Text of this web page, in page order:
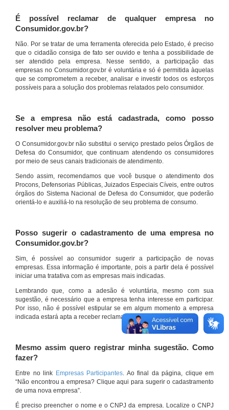
É possível reclamar de qualquer empresa no
Consumidor.gov.br?
Não. Por se tratar de uma ferramenta oferecida pelo Estado, é preciso
que o cidadão consiga de fato ser ouvido e tenha a possibilidade de
ser atendido pela empresa. Nesse sentido, a participação das
empresas no Consumidor.gov.br é voluntária e só é permitida àquelas
que se comprometem a receber, analisar e investir todos os esforços
possíveis para a solução dos problemas relatados pelo consumidor.
Se a empresa não está cadastrada, como posso
resolver meu problema?
O Consumidor.gov.br não substitui o serviço prestado pelos Órgãos de
Defesa do Consumidor, que continuam atendendo os consumidores
por meio de seus canais tradicionais de atendimento.
Sendo assim, recomendamos que você busque o atendimento dos
Procons, Defensorias Públicas, Juizados Especiais Cíveis, entre outros
órgãos do Sistema Nacional de Defesa do Consumidor, que poderão
orientá-lo e auxiliá-lo na resolução de seu problema de consumo.
Posso sugerir o cadastramento de uma empresa no
Consumidor.gov.br?
Sim, é possível ao consumidor sugerir a participação de novas
empresas. Essa informação é importante, pois a partir dela é possível
iniciar uma tratativa com as empresas mais indicadas.
Lembrando que, como a adesão é voluntária, mesmo com sua
sugestão, é necessário que a empresa tenha interesse em participar.
Por isso, não é possível estipular se em algum momento a empresa
indicada estará apta a receber reclamações por meio do site.
Mesmo assim quero registrar minha sugestão. Como
fazer?
Entre no link Empresas Participantes. Ao final da página, clique em
“Não encontrou a empresa? Clique aqui para sugerir o cadastramento
de uma nova empresa”.
É preciso preencher o nome e o CNPJ da empresa. Localize o CNPJ